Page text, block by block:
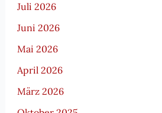
Juli 2026
Juni 2026
Mai 2026
April 2026
März 2026